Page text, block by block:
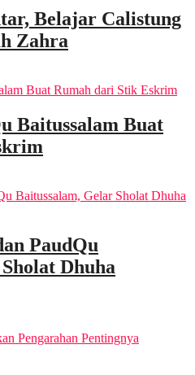
Belajar Calistung
Zahra
Baitussalam Buat
PaudQu
Dhuha